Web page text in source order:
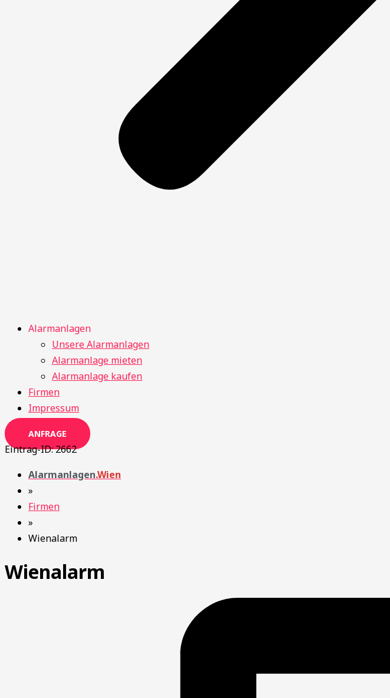
Alarmanlagen
Unsere Alarmanlagen
Alarmanlage mieten
Alarmanlage kaufen
Firmen
Impressum
ANFRAGE
Eintrag-ID: 2662
Alarmanlagen.Wien
»
Firmen
»
Wienalarm
Wienalarm